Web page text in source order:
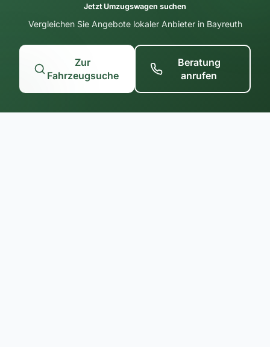
Jetzt Umzugswagen suchen
Vergleichen Sie Angebote lokaler Anbieter in Bayreuth
Zur
Fahrzeugsuche
Beratung
anrufen